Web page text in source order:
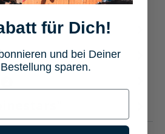
für Dich!
und bei Deiner
sparen.